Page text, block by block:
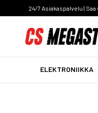
24/7 Asiakaspalvelu |
ELEKTRONIIKKA